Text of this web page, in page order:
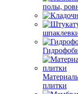
полы,
плитки